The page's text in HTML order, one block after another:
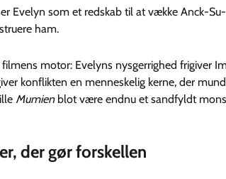
Evelyn som et redskab til at vække Anck-
ham.
motor: Evelyns nysgerrighed frigiver
konflikten en menneskelig kerne, der
Mumienblot være endnu et sandfyldt
der gør forskellen